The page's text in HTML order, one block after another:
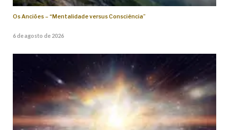
Os Anciões – “Mentalidade versus Consciência”
6 de agosto de 2026